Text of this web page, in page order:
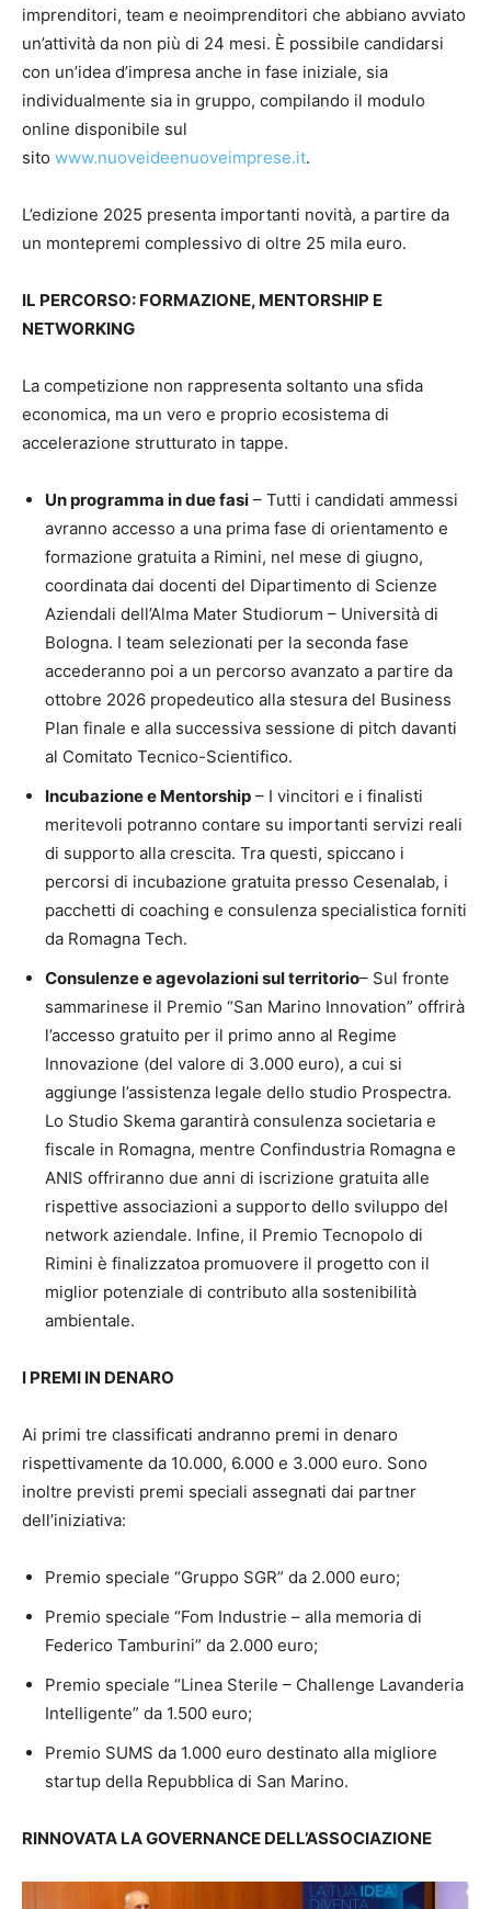
imprenditori, team e neoimprenditori che abbiano avviato
un’attività da non più di 24 mesi. È possibile candidarsi
con un’idea d’impresa anche in fase iniziale, sia
individualmente sia in gruppo, compilando il modulo
online disponibile sul
sito www.nuoveideenuoveimprese.it.
L’edizione 2025 presenta importanti novità, a partire da
un montepremi complessivo di oltre 25 mila euro.
IL PERCORSO: FORMAZIONE, MENTORSHIP E
NETWORKING
La competizione non rappresenta soltanto una sfida
economica, ma un vero e proprio ecosistema di
accelerazione strutturato in tappe.
Un programma in due fasi – Tutti i candidati ammessi
avranno accesso a una prima fase di orientamento e
formazione gratuita a Rimini, nel mese di giugno,
coordinata dai docenti del Dipartimento di Scienze
Aziendali dell’Alma Mater Studiorum – Università di
Bologna. I team selezionati per la seconda fase
accederanno poi a un percorso avanzato a partire da
ottobre 2026 propedeutico alla stesura del Business
Plan finale e alla successiva sessione di pitch davanti
al Comitato Tecnico-Scientifico.
Incubazione e Mentorship – I vincitori e i finalisti
meritevoli potranno contare su importanti servizi reali
di supporto alla crescita. Tra questi, spiccano i
percorsi di incubazione gratuita presso Cesenalab, i
pacchetti di coaching e consulenza specialistica forniti
da Romagna Tech.
Consulenze e agevolazioni sul territorio– Sul fronte
sammarinese il Premio “San Marino Innovation” offrirà
l’accesso gratuito per il primo anno al Regime
Innovazione (del valore di 3.000 euro), a cui si
aggiunge l’assistenza legale dello studio Prospectra.
Lo Studio Skema garantirà consulenza societaria e
fiscale in Romagna, mentre Confindustria Romagna e
ANIS offriranno due anni di iscrizione gratuita alle
rispettive associazioni a supporto dello sviluppo del
network aziendale. Infine, il Premio Tecnopolo di
Rimini è finalizzatoa promuovere il progetto con il
miglior potenziale di contributo alla sostenibilità
ambientale.
I PREMI IN DENARO
Ai primi tre classificati andranno premi in denaro
rispettivamente da 10.000, 6.000 e 3.000 euro. Sono
inoltre previsti premi speciali assegnati dai partner
dell’iniziativa:
Premio speciale “Gruppo SGR” da 2.000 euro;
Premio speciale “Fom Industrie – alla memoria di
Federico Tamburini” da 2.000 euro;
Premio speciale “Linea Sterile – Challenge Lavanderia
Intelligente” da 1.500 euro;
Premio SUMS da 1.000 euro destinato alla migliore
startup della Repubblica di San Marino.
RINNOVATA LA GOVERNANCE DELL’ASSOCIAZIONE